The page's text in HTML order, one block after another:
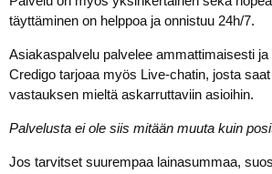
täyttäminen on helppoa ja onnistuu 24h/7.
Asiakaspalvelu palvelee ammattimaisesti
Credigo tarjoaa myös Live-chatin, josta
vastauksen mieltä askarruttaviin asioihin.
Palvelusta ei ole siis mitään muuta kuin
Jos tarvitset suurempaa lainasummaa,